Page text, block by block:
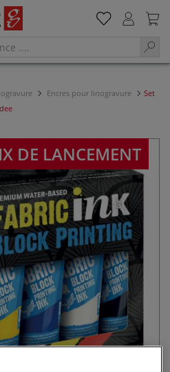
Encres pour linogravure
Set
DE LANCEMENT